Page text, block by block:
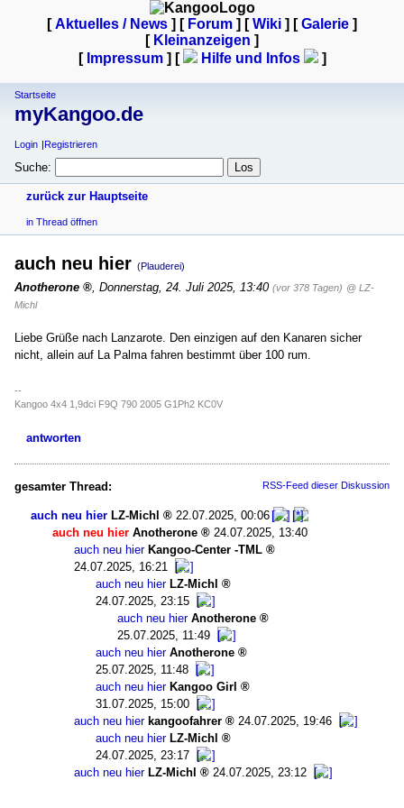
[Aktuelles / News ] [ Forum ] [Wiki ] [Galerie ]
[ Kleinanzeigen ]
[ Impressum] [ Hilfe und Infos ]
Startseite
myKangoo.de
Login Registrieren
Suche:
zurück zur Hauptseite
in Thread öffnen
auch neu hier (Plauderei)
Anotherone Donnerstag, 24. Juli 2025, 13:40 (vor 378 Tagen) @ LZ-
Michl
Liebe Grüße nach Lanzarote. Den einzigen auf den Kanaren sicher
nicht, allein auf La Palma fahren bestimmt über 100 rum.
--
Kangoo 4x4 1,9dci F9Q 790 2005 G1Ph2 KC0V
antworten
gesamter Thread: RSS-Feed dieser Diskussion
auch neu hier LZ-Michl
22.07.2025, 00:06
auch neu hier Anotherone
24.07.2025, 13:40
auch neu hier Kangoo-Center -TML
24.07.2025, 16:21
auch neu hier LZ-Michl
24.07.2025, 23:15
auch neu hier Anotherone
25.07.2025, 11:49
auch neu hier Anotherone
25.07.2025, 11:48
auch neu hier Kangoo Girl
31.07.2025, 15:00
auch neu hier kangoofahrer
24.07.2025, 19:46
auch neu hier LZ-Michl
24.07.2025, 23:17
auch neu hier LZ-Michl 24.07.2025, 23:12